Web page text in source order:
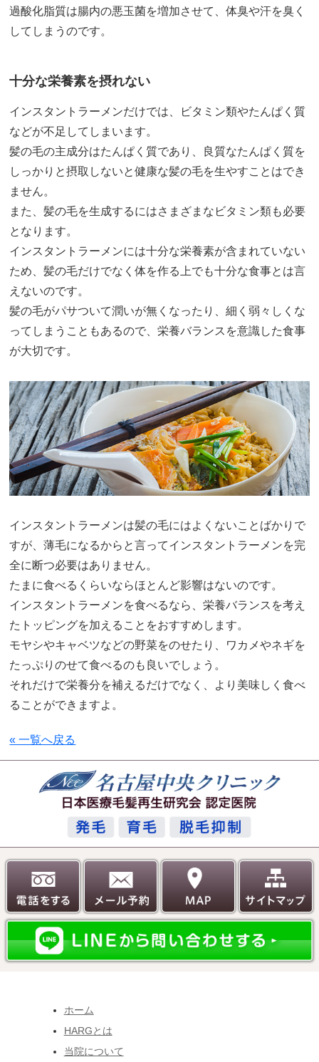
過酸化脂質は腸内の悪玉菌を増加させて、体臭や汗を臭く
してしまうのです。
十分な栄養素を摂れない
インスタントラーメンだけでは、ビタミン類やたんぱく質
などが不足してしまいます。
髪の毛の主成分はたんぱく質であり、良質なたんぱく質を
しっかりと摂取しないと健康な髪の毛を生やすことはでき
ません。
また、髪の毛を生成するにはさまざまなビタミン類も必要
となります。
インスタントラーメンには十分な栄養素が含まれていない
ため、髪の毛だけでなく体を作る上でも十分な食事とは言
えないのです。
髪の毛がパサついて潤いが無くなったり、細く弱々しくな
ってしまうこともあるので、栄養バランスを意識した食事
が大切です。
インスタントラーメンは髪の毛にはよくないことばかりで
すが、薄毛になるからと言ってインスタントラーメンを完
全に断つ必要はありません。
たまに食べるくらいならほとんど影響はないのです。
インスタントラーメンを食べるなら、栄養バランスを考え
たトッピングを加えることをおすすめします。
モヤシやキャベツなどの野菜をのせたり、ワカメやネギを
たっぷりのせて食べるのも良いでしょう。
それだけで栄養分を補えるだけでなく、より美味しく食べ
ることができますよ。
« 一覧へ戻る
ホーム
HARGとは
当院について